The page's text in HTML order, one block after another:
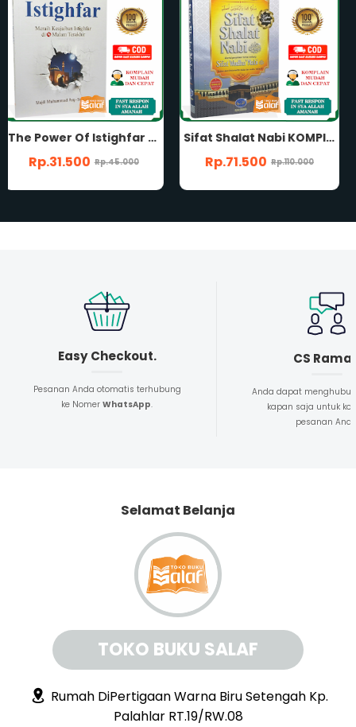
Rp.71.500 Rp.110.000 Rp.39.000 Rp.65.000
Easy Checkout.
Pesanan Anda otomatis terhubung
ke NomerWhatsApp.
CS
Anda dapat
kapan saja untuk
pesanan
Selamat Belanja
TOKO BUKU SALAF
Rumah DiPertigaan Warna Biru Setengah Kp.
Palahlar RT.19/RW.08